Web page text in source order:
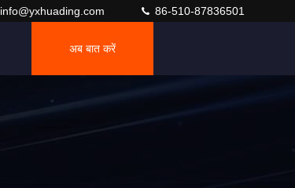
info@yxhuading.com 86-510-87836501
अब बात करें